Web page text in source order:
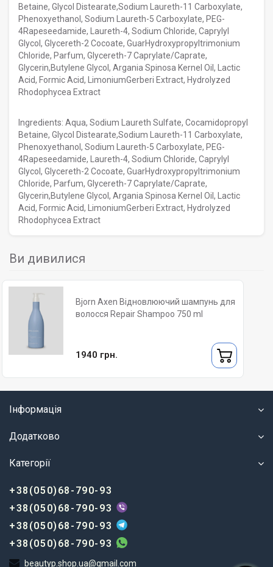
Betaine, Glycol Distearate,Sodium Laureth-11 Carboxylate,
Phenoxyethanol, Sodium Laureth-5 Carboxylate, PEG-
4Rapeseedamide, Laureth-4, Sodium Chloride, Caprylyl
Glycol, Glycereth-2 Cocoate, GuarHydroxypropyltrimonium
Chloride, Parfum, Glycereth-7 Caprylate/Caprate,
Glycerin,Butylene Glycol, Argania Spinosa Kernel Oil, Lactic
Acid, Formic Acid, LimoniumGerberi Extract, Hydrolyzed
Rhodophycea Extract
Ingredients: Aqua, Sodium Laureth Sulfate, Cocamidopropyl
Betaine, Glycol Distearate,Sodium Laureth-11 Carboxylate,
Phenoxyethanol, Sodium Laureth-5 Carboxylate, PEG-
4Rapeseedamide, Laureth-4, Sodium Chloride, Caprylyl
Glycol, Glycereth-2 Cocoate, GuarHydroxypropyltrimonium
Chloride, Parfum, Glycereth-7 Caprylate/Caprate,
Glycerin,Butylene Glycol, Argania Spinosa Kernel Oil, Lactic
Acid, Formic Acid, LimoniumGerberi Extract, Hydrolyzed
Rhodophycea Extract
Ви дивилися
Bjorn Axen Відновлюючий шампунь для
волосся Repair Shampoo 750 ml
1940 грн.
Інформація
Додатково
Категорії
+38(050)68-790-93
+38(050)68-790-93
+38(050)68-790-93
+38(050)68-790-93
beautyp.shop.ua@gmail.com